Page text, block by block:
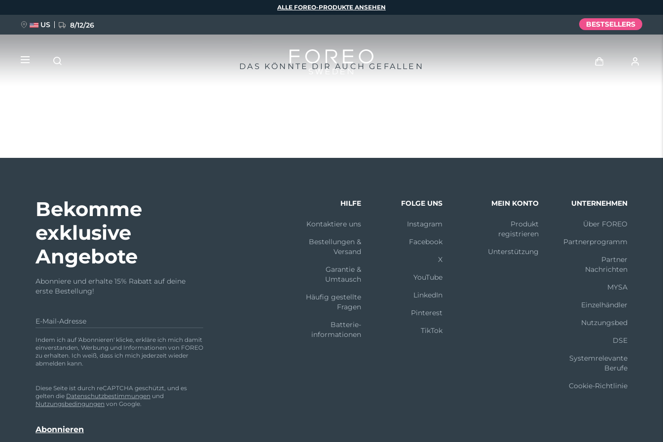
DAS KÖNNTE DIR AUCH GEFALLEN
ALLE FOREO-PRODUKTE ANSEHEN
US 8/12/26 BESTSELLERS
issa™ Teeth Whitening Set
BELIEBT
Sonderangebote Bestseller
Bekomme
exklusive
Angebote
Abonniere und erhalte 15% Rabatt auf deine
erste Bestellung!
E-Mail-Adresse
Indem ich auf 'Abonnieren' klicke, erkläre ich mich damit
einverstanden, Werbung und Informationen von FOREO
zu erhalten. Ich weiß, dass ich mich jederzeit wieder
abmelden kann.
Diese Seite ist durch reCAPTCHA geschützt, und es
gelten die Datenschutzbestimmungen und
Nutzungsbedingungen von Google.
HILFE
Kontaktiere uns
Bestellungen &
Versand
Garantie &
Umtausch
Häufig gestellte
Fragen
Batterie-
informationen
FOLGE UNS
Instagram
Facebook
X
YouTube
LinkedIn
Pinterest
TikTok
MEIN KONTO
Produkt
registrieren
Unterstützung
UNTERNEHMEN
Über FOREO
Partnerprogramm
Partner
Nachrichten
MYSA
Einzelhändler
Nutzungsbed
DSE
Systemrelevante
Berufe
Cookie-Richtlinie